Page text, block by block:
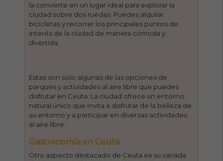
la convierte en un lugar ideal para explorar la
ciudad sobre dos ruedas. Puedes alquilar
bicicletas y recorrer los principales puntos de
interés de la ciudad de manera cómoda y
divertida.
Estas son solo algunas de las opciones de
parques y actividades al aire libre que puedes
disfrutar en Ceuta. La ciudad ofrece un entorno
natural único que invita a disfrutar de la belleza de
su entorno y a participar en diversas actividades
al aire libre.
Gastronomía en Ceuta
Otro aspecto destacado de Ceuta es su variada